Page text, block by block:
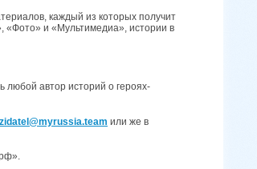
каждый из которых получит
«Фото» и «Мультимедиа», истории в
любой автор историй о героях-
или же в